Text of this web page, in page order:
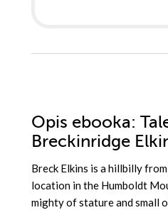
Opis ebooka:
Breckinridge
Breck Elkins is a hillbilly
location in the Humboldt
mighty of stature and small